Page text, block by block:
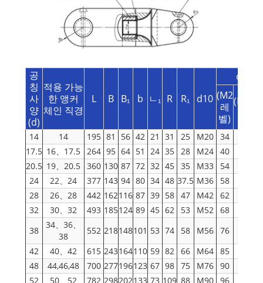
공
칭
사
양
(d)
적용 가능
한 앵커
체인 직경
L B B₁ b ㄴ₁ R R₁ d10
d1
(M2
레
벨)
(M3/
14 14 195 81 56 42 21 31 25 M20 34
17.5 16、17.5 264 95 64 51 24 35 28 M24 40
20.5 19、20.5 360 130 87 72 32 45 35 M33 54
24
22、24 377 143 94 80 34 48 37.5 M36 58
28
26、28 442 162116 87 39 58 47 M42 62
32
30、32 493 185124 89 45 62 53 M52 68
38
34、36、
38
552 218148101 53 74 58 M56 76
42
40、42 615 243164110 59 82 66 M64 85
48
44,46,48 700 277196123 67 98 75 M76 90
52
50、52 782 298202133 73 109 88 M90 96